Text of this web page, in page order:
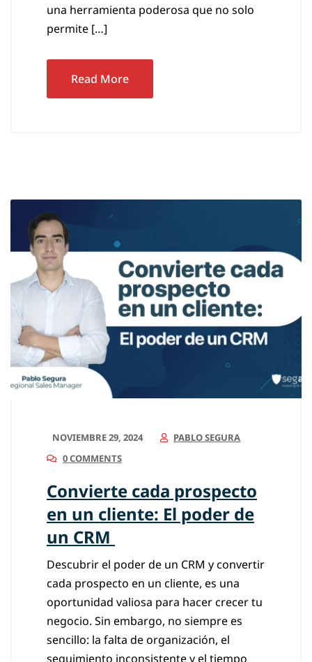
una herramienta poderosa que no solo
permite […]
Read More
NOVIEMBRE 29, 2024
PABLO SEGURA
0 COMMENTS
Convierte cada prospecto
en un cliente: El poder de
un CRM
Descubrir el poder de un CRM y convertir
cada prospecto en un cliente, es una
oportunidad valiosa para hacer crecer tu
negocio. Sin embargo, no siempre es
sencillo: la falta de organización, el
seguimiento inconsistente y el tiempo